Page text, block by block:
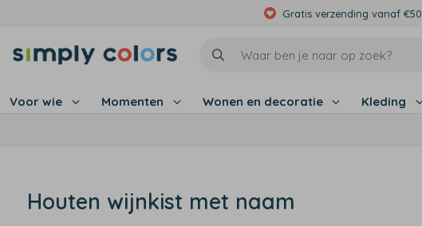
Gratis verzending vanaf €50
Voor wie Momenten Wonen en decoratie Kleding
Houten wijnkist met naam